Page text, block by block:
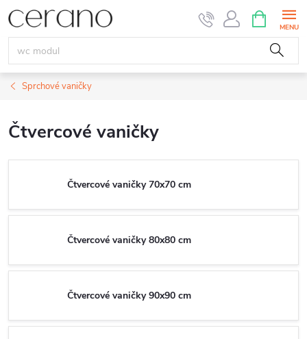
Přejít
na
obsah
NÁKUPNÍ
KOŠÍK
Sprchové vaničky
Čtvercové vaničky
Čtvercové vaničky 70x70 cm
Čtvercové vaničky 80x80 cm
Čtvercové vaničky 90x90 cm